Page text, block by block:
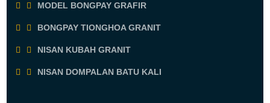
MODEL BONGPAY GRAFIR
BONGPAY TIONGHOA GRANIT
NISAN KUBAH GRANIT
NISAN DOMPALAN BATU KALI